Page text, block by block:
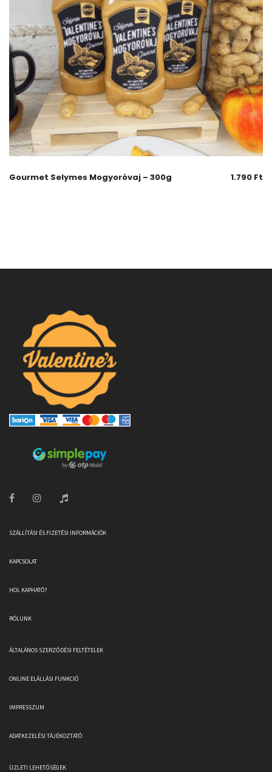
Gourmet Selymes Mogyoróvaj – 300g 1.790 Ft
SZÁLLÍTÁSI ÉS FIZETÉSI INFORMÁCIÓK
KAPCSOLAT
HOL KAPHATÓ?
RÓLUNK
ÁLTALÁNOS SZERZŐDÉSI FELTÉTELEK
ONLINE ELÁLLÁSI FUNKCIÓ
IMPRESSZUM
ADATKEZELÉSI TÁJÉKOZTATÓ
ÜZLETI LEHETŐSÉGEK